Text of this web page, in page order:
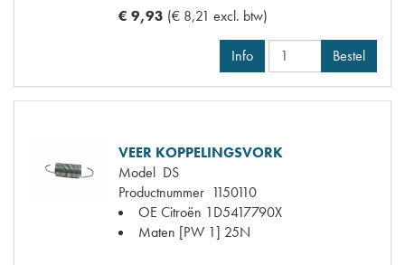
€ 9,93 (€ 8,21 excl. btw)
Info Bestel
VEER KOPPELINGSVORK
Model DS
Productnummer 1150110
OE Citroën 1D5417790X
Maten [PW 1] 25N